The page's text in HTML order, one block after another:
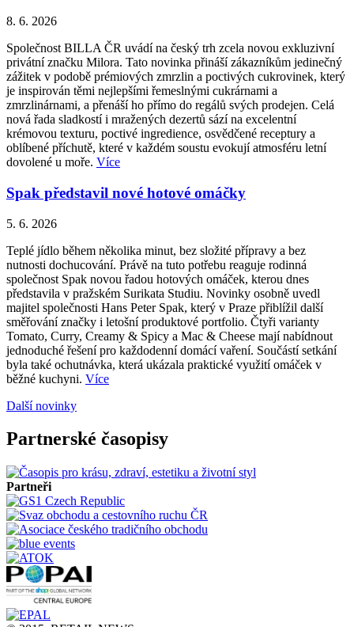
8. 6. 2026
Společnost BILLA ČR uvádí na český trh zcela novou exkluzivní
privátní značku Milora. Tato novinka přináší zákazníkům jedinečný
zážitek v podobě prémiových zmrzlin a poctivých cukrovinek, který
je inspirován těmi nejlepšími řemeslnými cukrárnami a
zmrzlinárnami, a přenáší ho přímo do regálů svých prodejen. Celá
nová řada sladkostí i mražených dezertů sází na excelentní
krémovou texturu, poctivé ingredience, osvědčené receptury a
oblíbené příchutě, které v každém soustu evokují atmosféru letní
dovolené u moře. Více
Spak představil nové hotové omáčky
5. 6. 2026
Teplé jídlo během několika minut, bez složité přípravy a bez
nutnosti dochucování. Právě na tuto potřebu reaguje rodinná
společnost Spak novou řadou hotových omáček, kterou dnes
představila v pražském Surikata Studiu. Novinky osobně uvedl
majitel společnosti Hans Peter Spak, který v Praze přiblížil další
směřování značky i letošní produktové portfolio. Čtyři varianty
Tomato, Curry, Creamy & Spicy a Mac & Cheese mají nabídnout
jednoduché řešení pro každodenní domácí vaření. Součástí setkání
byla také ochutnávka, která ukázala praktické využití omáček v
běžné kuchyni. Více
Další novinky
Partnerské časopisy
Partneři